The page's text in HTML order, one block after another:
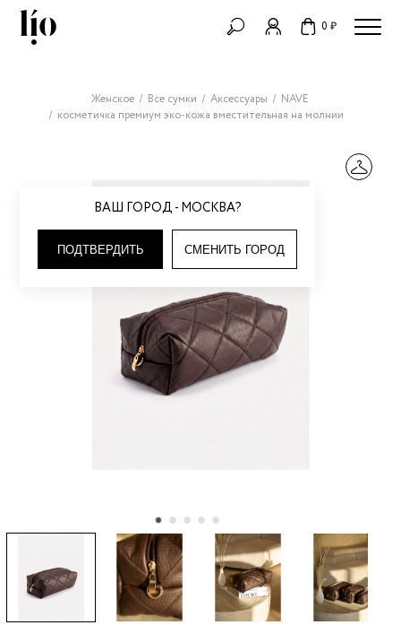
0 ₽
ВАШ ГОРОД - МОСКВА?
ПОДТВЕРДИТЬ СМЕНИТЬ ГОРОД
Женское Все сумки Аксессуары
NAVE
косметичка премиум эко-кожа вместительная на молнии